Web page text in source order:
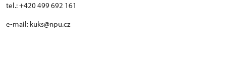
tel.: +420 499 692 161
e-mail: kuks@npu.cz